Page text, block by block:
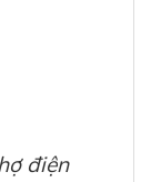
điện